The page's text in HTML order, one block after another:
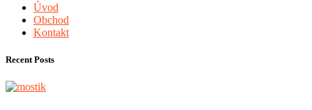
Úvod
Obchod
Kontakt
Recent Posts